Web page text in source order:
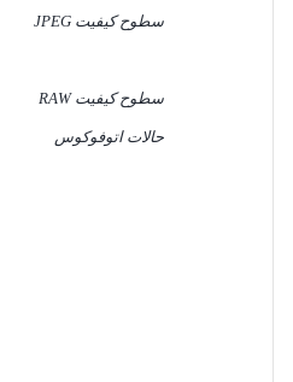
سطوح کیفیت JPEG
سطوح کیفیت RAW
حالات اتوفوکوس